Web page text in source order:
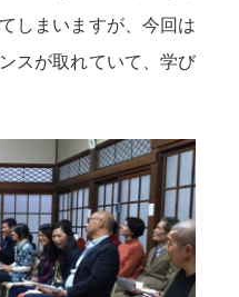
しまいますが、今回は
スが取れていて、学び